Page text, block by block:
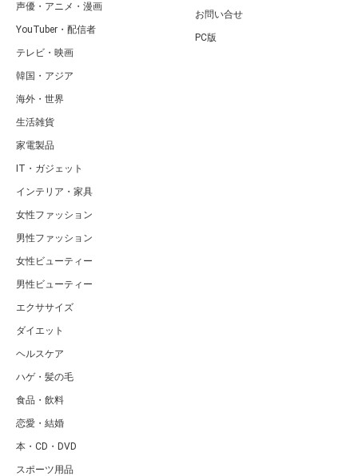
声優・アニメ・漫画
YouTuber・配信者
テレビ・映画
韓国・アジア
海外・世界
生活雑貨
家電製品
IT・ガジェット
インテリア・家具
女性ファッション
男性ファッション
女性ビューティー
男性ビューティー
エクササイズ
ダイエット
ヘルスケア
ハゲ・髪の毛
食品・飲料
恋愛・結婚
本・CD・DVD
スポーツ用品
お問い合せ
PC版